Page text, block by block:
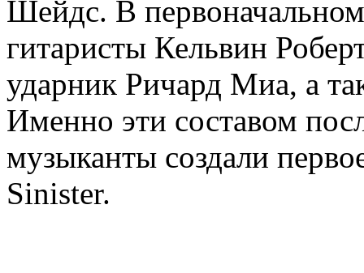
Шейдс. В
гитаристы Кельвин
ударник Ричард Миа, а
Именно эти составом
музыканты создали
Sinister.